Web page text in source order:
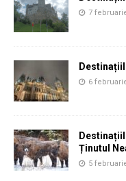
7
6
Ținutul
5